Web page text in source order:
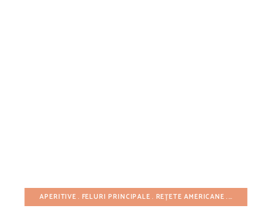
APERITIVE FELURI PRINCIPALE REȚETE AMERICANE REȚETE